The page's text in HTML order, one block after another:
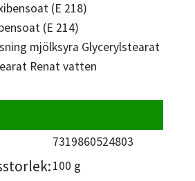
(E 218)
(E 214)
mjölksyra Glycerylstearat
Renat vatten
7319860524803
100 g